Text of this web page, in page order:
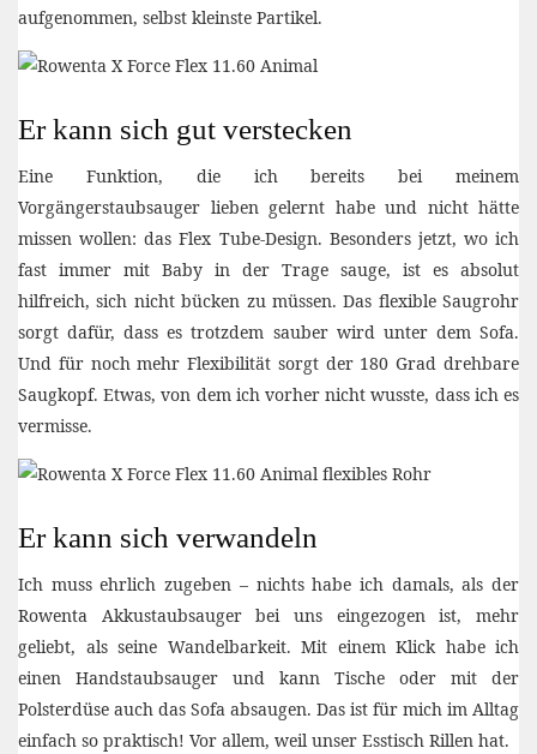
aufgenommen, selbst kleinste Partikel.
Er kann sich gut verstecken
Eine Funktion, die ich bereits bei meinem
Vorgängerstaubsauger lieben gelernt habe und nicht hätte
missen wollen: das Flex Tube-Design. Besonders jetzt, wo ich
fast immer mit Baby in der Trage sauge, ist es absolut
hilfreich, sich nicht bücken zu müssen. Das flexible Saugrohr
sorgt dafür, dass es trotzdem sauber wird unter dem Sofa.
Und für noch mehr Flexibilität sorgt der 180 Grad drehbare
Saugkopf. Etwas, von dem ich vorher nicht wusste, dass ich es
vermisse.
Er kann sich verwandeln
Ich muss ehrlich zugeben – nichts habe ich damals, als der
Rowenta Akkustaubsauger bei uns eingezogen ist, mehr
geliebt, als seine Wandelbarkeit. Mit einem Klick habe ich
einen Handstaubsauger und kann Tische oder mit der
Polsterdüse auch das Sofa absaugen. Das ist für mich im Alltag
einfach so praktisch! Vor allem, weil unser Esstisch Rillen hat.